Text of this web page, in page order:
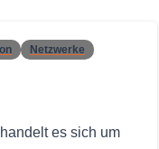
Netzwerke
es sich um